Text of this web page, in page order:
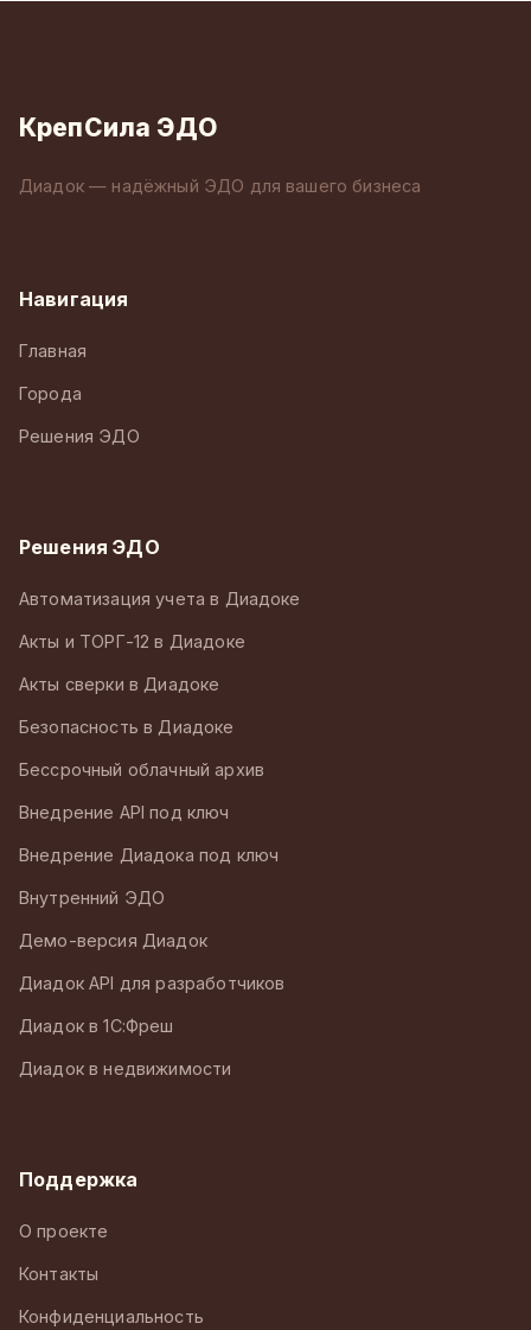
КрепСила ЭДО
Диадок — надёжный ЭДО для вашего бизнеса
Навигация
Главная
Города
Решения ЭДО
Решения ЭДО
Автоматизация учета в Диадоке
Акты и ТОРГ-12 в Диадоке
Акты сверки в Диадоке
Безопасность в Диадоке
Бессрочный облачный архив
Внедрение API под ключ
Внедрение Диадока под ключ
Внутренний ЭДО
Демо-версия Диадок
Диадок API для разработчиков
Диадок в 1С:Фреш
Диадок в недвижимости
Поддержка
О проекте
Контакты
Конфиденциальность